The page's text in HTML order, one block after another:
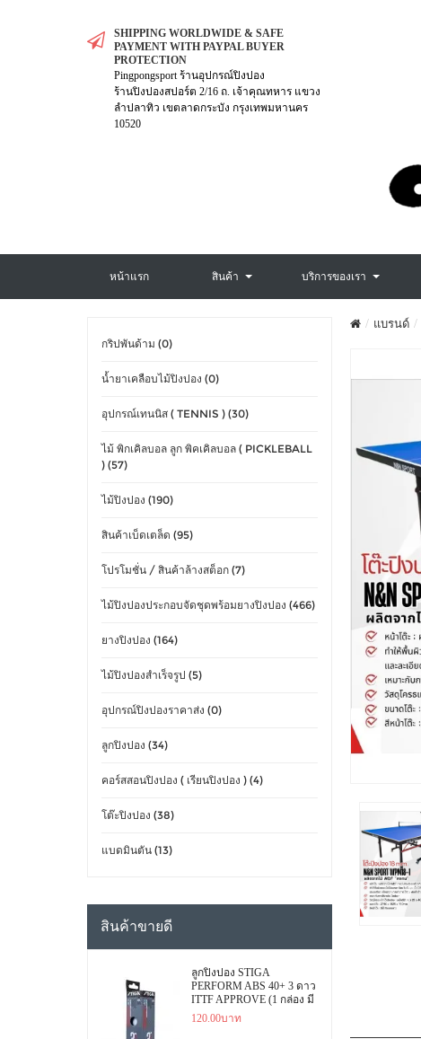
SHIPPING WORLDWIDE & SAFE
PAYMENT WITH PAYPAL BUYER
PROTECTION
Pingpongsport ร้านอุปกรณ์ปิงปอง
ร้านปิงปองสปอร์ต 2/16 ถ. เจ้าคุณทหาร แขวง
ลำปลาทิว เขตลาดกระบัง กรุงเทพมหานคร
10520
หน้าแรก สินค้า บริการของเรา
กริปพันด้าม (0)
น้ำยาเคลือบไม้ปิงปอง (0)
อุปกรณ์เทนนิส ( TENNIS ) (30)
ไม้ พิกเคิลบอล ลูก พิคเคิลบอล ( PICKLEBALL
) (57)
ไม้ปิงปอง (190)
สินค้าเบ็ดเตล็ด (95)
โปรโมชั่น / สินค้าล้างสต็อก (7)
ไม้ปิงปองประกอบจัดชุดพร้อมยางปิงปอง (466)
ยางปิงปอง (164)
ไม้ปิงปองสำเร็จรูป (5)
อุปกรณ์ปิงปองราคาส่ง (0)
ลูกปิงปอง (34)
คอร์สสอนปิงปอง ( เรียนปิงปอง ) (4)
โต๊ะปิงปอง (38)
แบดมินตัน (13)
สินค้าขายดี
ลูกปิงปอง STIGA
PERFORM ABS 40+ 3 ดาว
ITTF APPROVE (1 กล่อง มี
3 ลูก)
120.00บาท
แบรนด์